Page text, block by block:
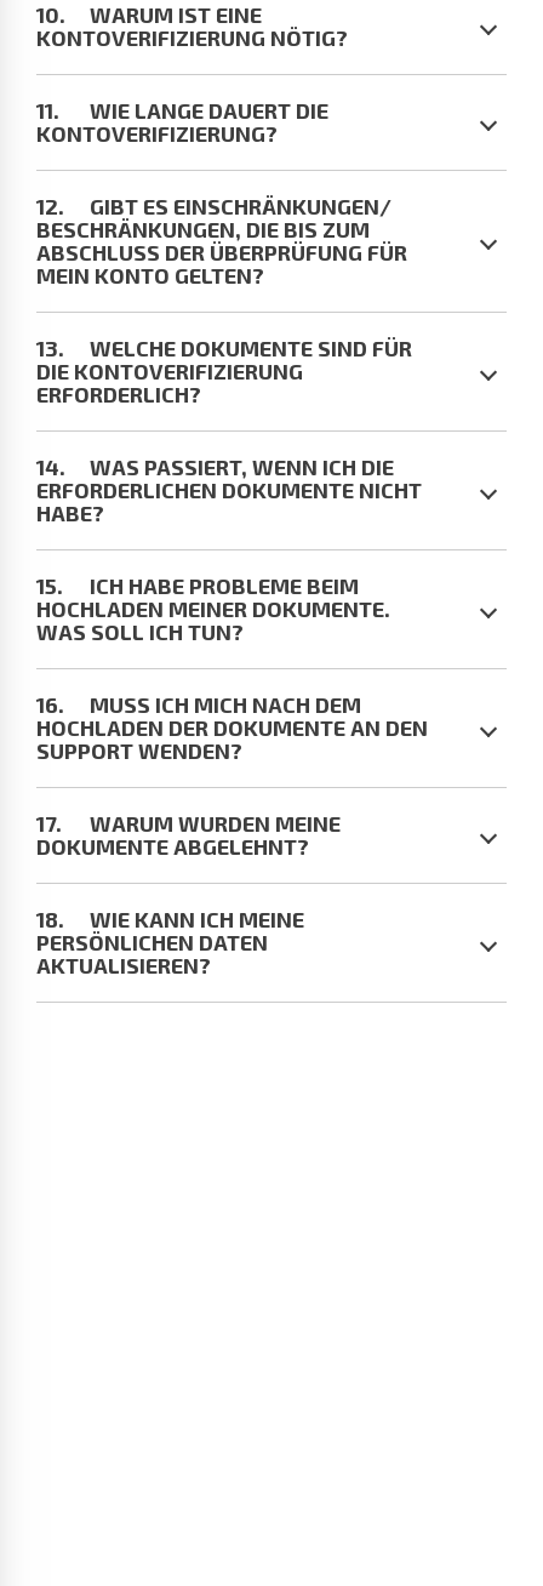
WARUM IST EINE
KONTOVERIFIZIERUNG NÖTIG?
WIE LANGE DAUERT DIE
KONTOVERIFIZIERUNG?
GIBT ES EINSCHRÄNKUNGEN/​
BESCHRÄNKUNGEN, DIE BIS ZUM
ABSCHLUSS DER ÜBERPRÜFUNG FÜR
MEIN KONTO GELTEN?
WELCHE DOKUMENTE SIND FÜR
DIE KONTOVERIFIZIERUNG
ERFORDERLICH?
WAS PASSIERT, WENN ICH DIE
ERFORDERLICHEN DOKUMENTE NICHT
HABE?
ICH HABE PROBLEME BEIM
HOCHLADEN MEINER DOKUMENTE.
WAS SOLL ICH TUN?
MUSS ICH MICH NACH DEM
HOCHLADEN DER DOKUMENTE AN DEN
SUPPORT WENDEN?
WARUM WURDEN MEINE
DOKUMENTE ABGELEHNT?
WIE KANN ICH MEINE
PERSÖNLICHEN DATEN
AKTUALISIEREN?